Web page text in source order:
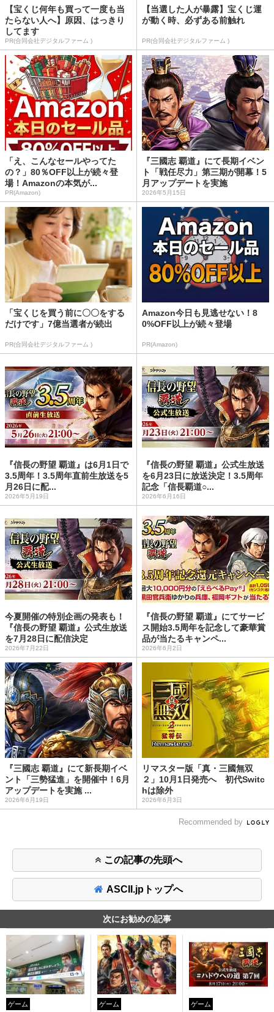
【宝くじ何年も買って一度も当
たらない人へ】原因、はっきり
してます
PR(合同会社デジタルファーム )
【当選した人が暴露】宝くじ運
が動く時、必ずある前触れ
PR(合同会社デジタルファーム )
「え、こんなセールやってた
の？」80％OFF以上が続々登
場！Amazonの本気が...
PR(Amazon)
『三國志 覇道』にて長期イベン
ト「戦任尽力」第三期が開幕！5
月アップデートを実施
2026年5月15日
「宝くじを買う前に〇〇をする
だけです」7億当選者が続出
PR(合同会社デジタルファーム )
Amazon今日も見逃せない！8
0%OFF以上が続々登場
PR(Amazon)
『信長の野望 覇道』は6月1日で
3.5周年！3.5周年直前生放送を5
月26日に配...
2026年5月19日
『信長の野望 覇道』公式生放送
を6月23日に放送決定！3.5周年
記念「信長覇道○...
2026年6月16日
今夏開催の特別企画の発表も！
『信長の野望 覇道』公式生放送
を7月28日に配信決定
2026年7月22日
『信長の野望 覇道』にてサービ
ス開始3.5周年を記念して豪華賞
品が当たるキャンペ...
2026年6月2日
『三國志 覇道』にて新長期イベ
ント「三勢猛進」を開催中！6月
アップデートを実施 ...
2026年6月19日
リマスター版「真・三國無双
２」10月1日発売へ 初代Switc
hは除外
2026年6月3日
Recommended by
この記事の先頭へ
ASCII.jpトップへ
次にお勧めの記事
ゲーム ゲーム ゲーム